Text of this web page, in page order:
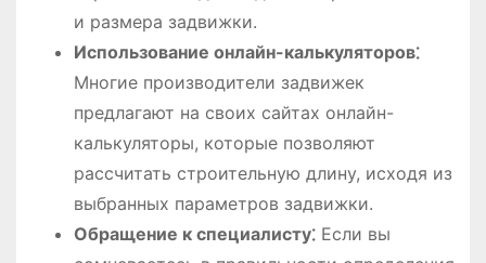
и размера задвижки.
Использование онлайн-калькуляторов⁚
Многие производители задвижек
предлагают на своих сайтах онлайн-
калькуляторы, которые позволяют
рассчитать строительную длину, исходя из
выбранных параметров задвижки.
Обращение к специалисту⁚Если вы